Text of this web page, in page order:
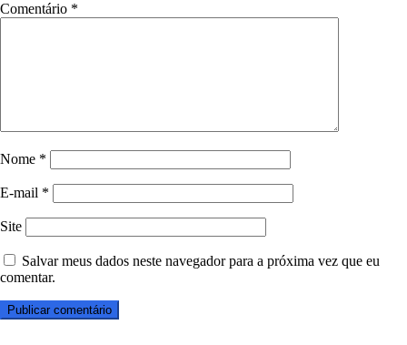
Comentário *
Nome *
E-mail *
Site
Salvar meus dados neste navegador para a próxima vez que eu
comentar.